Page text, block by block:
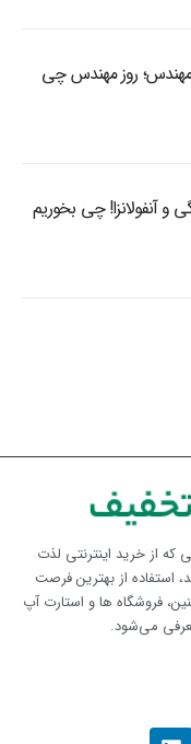
مهندس؛ روز مهندس چی
و آنفولانزا! چی بخوریم
از خرید اینترنتی لذت
استفاده از بهترین فرصت
فروشگاه ها و استارت آپ
می‌شود.